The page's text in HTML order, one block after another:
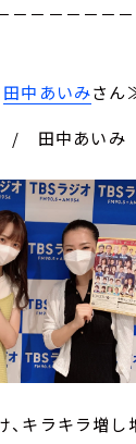
－－－－－－
田中あいみさん
/ 田中あいみ
、キラキラ増